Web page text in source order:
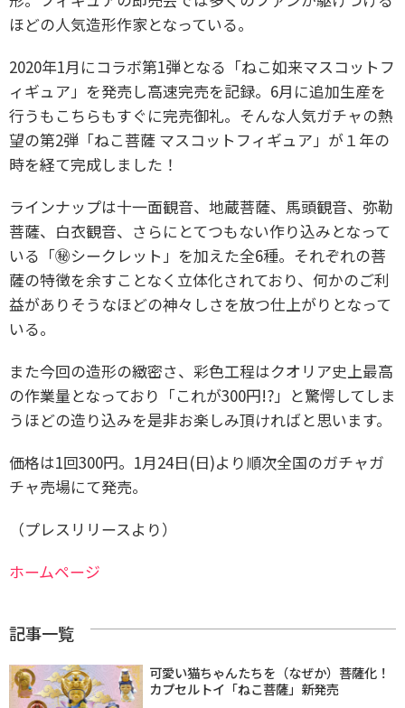
ほどの人気造形作家となっている。
2020年1月にコラボ第1弾となる「ねこ如来マスコットフ
ィギュア」を発売し高速完売を記録。6月に追加生産を
行うもこちらもすぐに完売御礼。そんな人気ガチャの熱
望の第2弾「ねこ菩薩 マスコットフィギュア」が１年の
時を経て完成しました！
ラインナップは十一面観音、地蔵菩薩、馬頭観音、弥勒
菩薩、白衣観音、さらにとてつもない作り込みとなって
いる「㊙シークレット」を加えた全6種。それぞれの菩
薩の特徴を余すことなく立体化されており、何かのご利
益がありそうなほどの神々しさを放つ仕上がりとなって
いる。
また今回の造形の緻密さ、彩色工程はクオリア史上最高
の作業量となっており「これが300円!?」と驚愕してしま
うほどの造り込みを是非お楽しみ頂ければと思います。
価格は1回300円。1月24日(日)より順次全国のガチャガ
チャ売場にて発売。
（プレスリリースより）
ホームページ
記事一覧
可愛い猫ちゃんたちを（なぜか）菩薩化！
カプセルトイ「ねこ菩薩」新発売